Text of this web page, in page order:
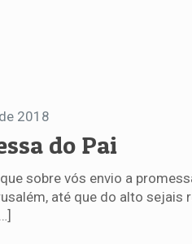
2018
do Pai
sobre vós envio a
até que do alto sejais